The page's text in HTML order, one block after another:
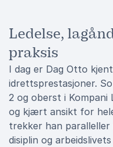
Ledelse,
praksis
I dag er Dag Otto
idrettsprestasjoner.
2 og oberst i
og kjært ansikt for
trekker han
disiplin og